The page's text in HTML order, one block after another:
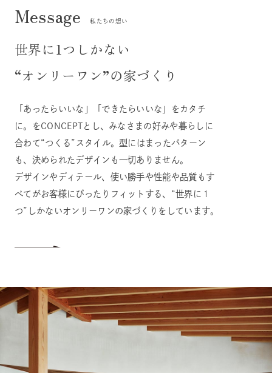
私たちの想い
世界に1つしかない
“オンリーワン”の家づくり
「あったらいいな」「できたらいいな」をカタチ
に。をCONCEPTとし、みなさまの好みや暮らしに
合わて“つくる”スタイル。型にはまったパターン
も、決められたデザインも一切ありません。
デザインやディテール、使い勝手や性能や品質もす
べてがお客様にぴったりフィットする、“世界に１
つ”しかないオンリーワンの家づくりをしています。